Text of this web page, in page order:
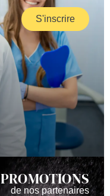
S'inscrire
PROMOTIONS
de nos partenaires